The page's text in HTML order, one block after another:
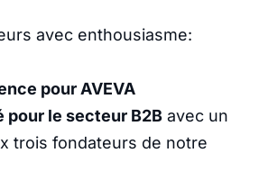
avec enthousiasme:
pour AVEVA
pour le secteur B2B avec un
trois fondateurs de notre